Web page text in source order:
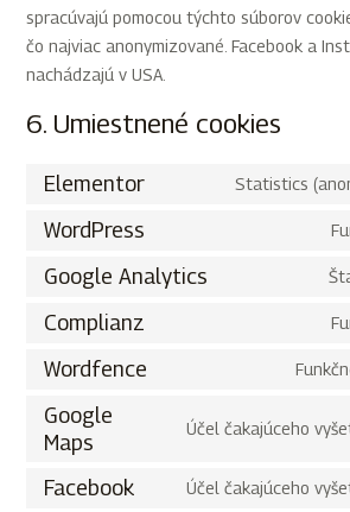
spracúvajú pomocou týchto súborov
čo najviac anonymizované. Facebook a
nachádzajú v USA.
6. Umiestnené cookies
Elementor Statistics
WordPress
Google Analytics
Complianz
Wordfence
Google
Maps
Účel čakajúceho
Facebook Účel čakajúceho